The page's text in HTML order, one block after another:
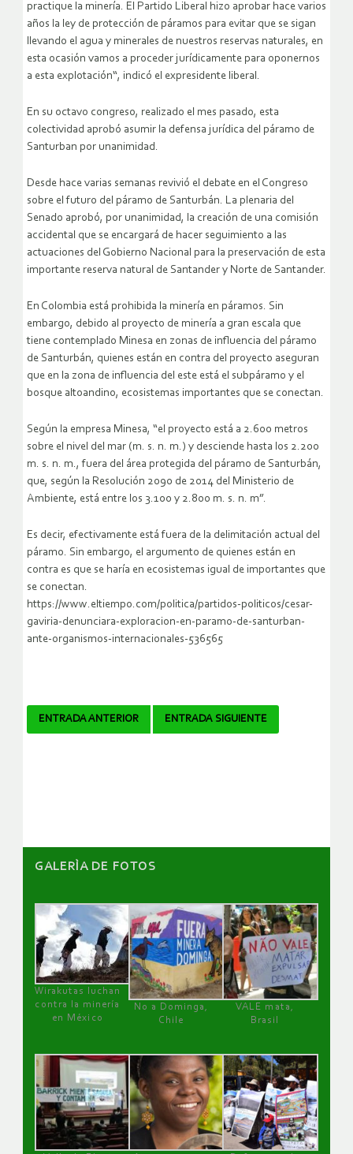
practique la minería. El Partido Liberal hizo aprobar hace varios
años la ley de protección de páramos para evitar que se sigan
llevando el agua y minerales de nuestros reservas naturales, en
esta ocasión vamos a proceder jurídicamente para oponernos
a esta explotación“, indicó el expresidente liberal.
En su octavo congreso, realizado el mes pasado, esta
colectividad aprobó asumir la defensa jurídica del páramo de
Santurban por unanimidad.
Desde hace varias semanas revivió el debate en el Congreso
sobre el futuro del páramo de Santurbán. La plenaria del
Senado aprobó, por unanimidad, la creación de una comisión
accidental que se encargará de hacer seguimiento a las
actuaciones del Gobierno Nacional para la preservación de esta
importante reserva natural de Santander y Norte de Santander.
En Colombia está prohibida la minería en páramos. Sin
embargo, debido al proyecto de minería a gran escala que
tiene contemplado Minesa en zonas de influencia del páramo
de Santurbán, quienes están en contra del proyecto aseguran
que en la zona de influencia del este está el subpáramo y el
bosque altoandino, ecosistemas importantes que se conectan.
Según la empresa Minesa, “el proyecto está a 2.600 metros
sobre el nivel del mar (m. s. n. m.) y desciende hasta los 2.200
m. s. n. m., fuera del área protegida del páramo de Santurbán,
que, según la Resolución 2090 de 2014 del Ministerio de
Ambiente, está entre los 3.100 y 2.800 m. s. n. m”.
Es decir, efectivamente está fuera de la delimitación actual del
páramo. Sin embargo, el argumento de quienes están en
contra es que se haría en ecosistemas igual de importantes que
se conectan.
https://www.eltiempo.com/politica/partidos-politicos/cesar-
gaviria-denunciara-exploracion-en-paramo-de-santurban-
ante-organismos-internacionales-536565
Navegador
ENTRADA ANTERIOR ENTRADA SIGUIENTE
GALERÌA DE FOTOS
Wirakutas luchan
contra la minería
en México
No a Dominga,
Chile
VALE mata,
Brasil